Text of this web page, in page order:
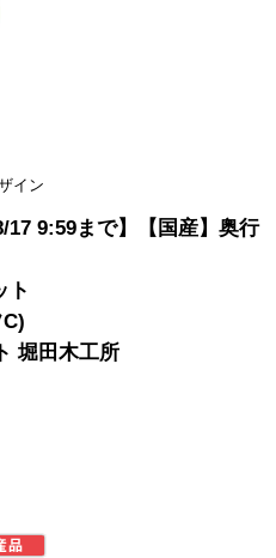
イン
17 9:59まで】【国産】奥行
ト
堀田木工所